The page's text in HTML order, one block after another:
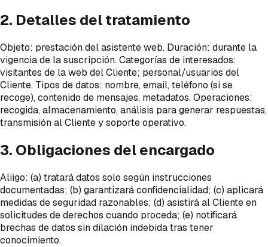
2. Detalles del tratamiento
Objeto: prestación del asistente web. Duración: durante la
vigencia de la suscripción. Categorías de interesados:
visitantes de la web del Cliente; personal/usuarios del
Cliente. Tipos de datos: nombre, email, teléfono (si se
recoge), contenido de mensajes, metadatos. Operaciones:
recogida, almacenamiento, análisis para generar respuestas,
transmisión al Cliente y soporte operativo.
3. Obligaciones del encargado
Aliigo: (a) tratará datos solo según instrucciones
documentadas; (b) garantizará confidencialidad; (c) aplicará
medidas de seguridad razonables; (d) asistirá al Cliente en
solicitudes de derechos cuando proceda; (e) notificará
brechas de datos sin dilación indebida tras tener
conocimiento.